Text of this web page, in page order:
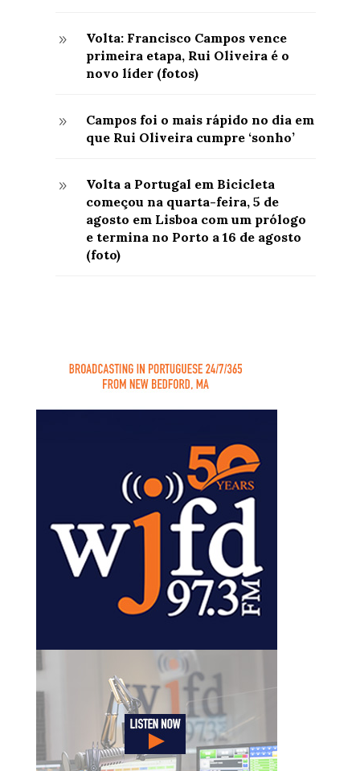
9
Volta: Francisco Campos vence
primeira etapa, Rui Oliveira é o
novo líder (fotos)
9
Campos foi o mais rápido no dia em
que Rui Oliveira cumpre ‘sonho’
9
Volta a Portugal em Bicicleta
começou na quarta-feira, 5 de
agosto em Lisboa com um prólogo
e termina no Porto a 16 de agosto
(foto)